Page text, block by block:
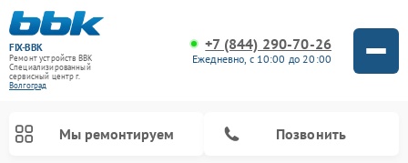
FIX-BBK
Ремонт устройств BBK
Специализированный
cервисный центр г.
Волгоград
+7 (844) 290-70-26
Ежедневно, с 10:00 до 20:00
Мы ремонтируем Позвонить